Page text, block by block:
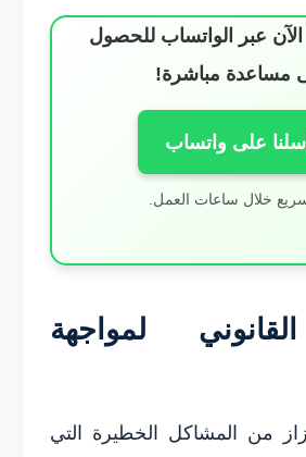
عبر الواتساب للحصول
مساعدة مباشرة!
على واتساب
خلال ساعات العمل.
لمواجهة
من المشاكل الخطيرة التي